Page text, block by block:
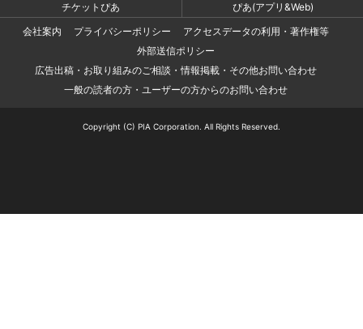
チケットぴあ
ぴあ(アプリ&Web)
会社案内
プライバシーポリシー
アクセスデータの利用・著作権等
外部送信ポリシー
広告出稿・お取り組みのご相談・情報掲載・その他お問い合わせ
一般の読者の方・ユーザーの方からのお問い合わせ
Copyright (C) PIA Corporation. All Rights Reserved.